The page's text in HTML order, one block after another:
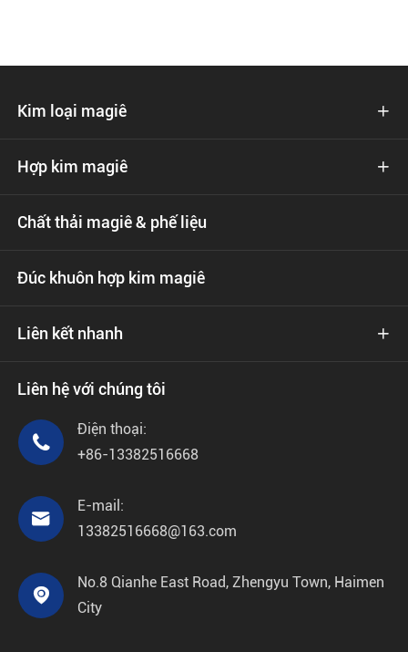
Kim loại magiê 
Hợp kim magiê 
Chất thải magiê & phế liệu
Đúc khuôn hợp kim magiê
Liên kết nhanh 
Liên hệ với chúng tôi

Điện thoại:
+86-13382516668

E-mail:
13382516668@163.com

No.8 Qianhe East Road, Zhengyu Town, Haimen
City